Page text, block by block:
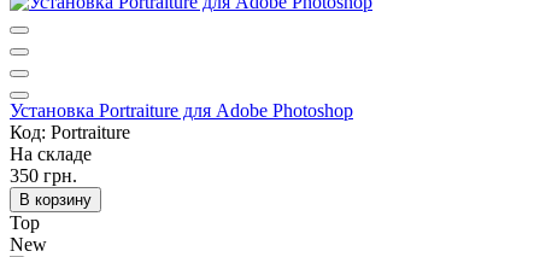
Установка Portraiture для Adobe Photoshop
Код: Portraiture
На складе
350 грн.
В корзину
Top
New